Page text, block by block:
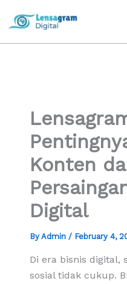
Konten
Digital
By Admin / February 4,
Di era bisnis digital,
sosial tidak cukup.